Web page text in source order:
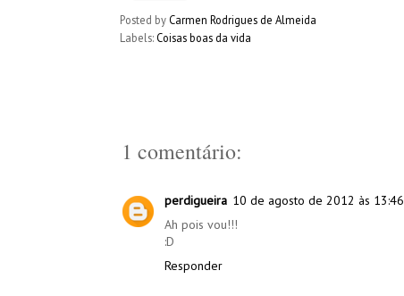
Posted by Carmen Rodrigues de Almeida
Labels: Coisas boas da vida
1 comentário:
perdigueira 10 de agosto de 2012 às 13:46
Ah pois vou!!!
:D
Responder